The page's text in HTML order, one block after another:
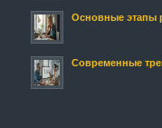
Основные этапы
Современные